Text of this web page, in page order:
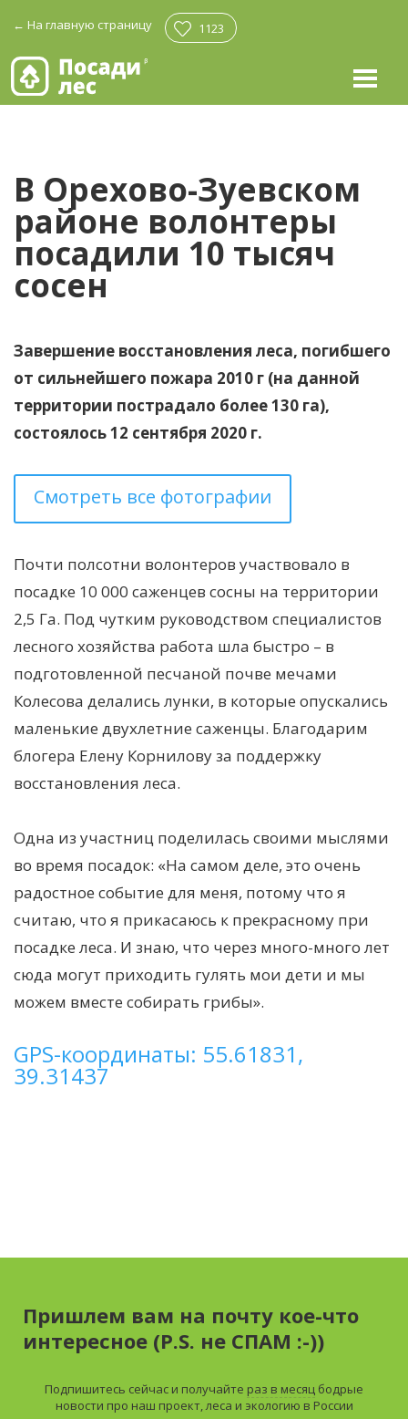
← На главную страницу 1123
В Орехово-Зуевском
районе волонтеры
посадили 10 тысяч
сосен
Завершение восстановления леса, погибшего
от сильнейшего пожара 2010 г (на данной
территории пострадало более 130 га),
состоялось 12 сентября 2020 г.
Смотреть все фотографии
Почти полсотни волонтеров участвовало в
посадке 10 000 саженцев сосны на территории
2,5 Га. Под чутким руководством специалистов
лесного хозяйства работа шла быстро – в
подготовленной песчаной почве мечами
Колесова делались лунки, в которые опускались
маленькие двухлетние саженцы. Благодарим
блогера Елену Корнилову за поддержку
восстановления леса.
Одна из участниц поделилась своими мыслями
во время посадок: «На самом деле, это очень
радостное событие для меня, потому что я
считаю, что я прикасаюсь к прекрасному при
посадке леса. И знаю, что через много-много лет
сюда могут приходить гулять мои дети и мы
можем вместе собирать грибы».
GPS-координаты: 55.61831,
39.31437
Пришлем вам на почту кое-что
интересное (P.S. не СПАМ :-))
Подпишитесь сейчас и получайте раз в месяц бодрые
новости про наш проект, леса и экологию в России